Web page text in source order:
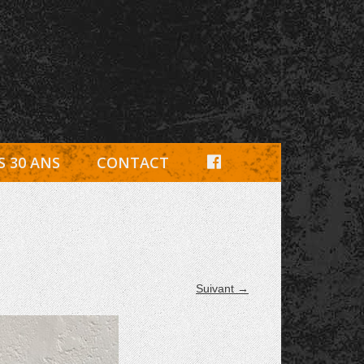
détachées Rambouillet
30 ANS CONTACT
F
A
C
E
B
O
O
Suivant →